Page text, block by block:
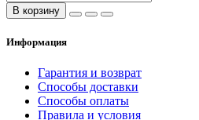
В корзину
Информация
Гарантия и возврат
Способы доставки
Способы оплаты
Правила и условия